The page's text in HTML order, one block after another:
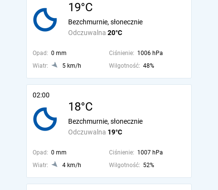
19°C
Odczuwalna 20°C
Bezchmurnie, słonecznie
Opad: 0 mm Ciśnienie: 1006 hPa
Wiatr:
5 km/h Wilgotność: 48%
02:00
18°C
Odczuwalna 19°C
Bezchmurnie, słonecznie
Opad: 0 mm Ciśnienie: 1007 hPa
Wiatr:
4 km/h Wilgotność: 52%